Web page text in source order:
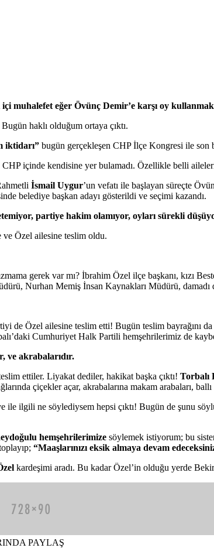
muhalefet eğer Övünç Demir’e karşı oy
haklı olduğum ortaya çıktı.
iktidarı” bugün gerçekleşen CHP İlçe Kongresi ile son
içinde kendisine yer bulamadı. Özellikle belli
İsmail Uygur’un vefatı ile başlayan süreçte
belediye başkan adayı gösterildi ve seçimi kazandı.
partiye hakim olamıyor, oyları sürekli
ve Özel ailesine teslim oldu.
gerek var mı? İbrahim Özel ilçe başkanı, kızı
Nurhan Memiş İnsan Kaynakları Müdürü,
de Özel ailesine teslim etti! Bugün teslim bayrağını
Cumhuriyet Halk Partili hemşehrilerimiz de
ve akrabalarıdır.
ettiler. Liyakat dediler, hakikat başka çıktı! Torbalı
çiçekler açar, akrabalarına makam arabaları,
ile ilgili ne söylediysem hepsi çıktı! Bugün de şunu
hemşehrilerimize söylemek istiyorum; bu
“Maaşlarınızı eksik almaya devam
kardeşimi aradı. Bu kadar Özel’in olduğu yerde
PAYLAŞ